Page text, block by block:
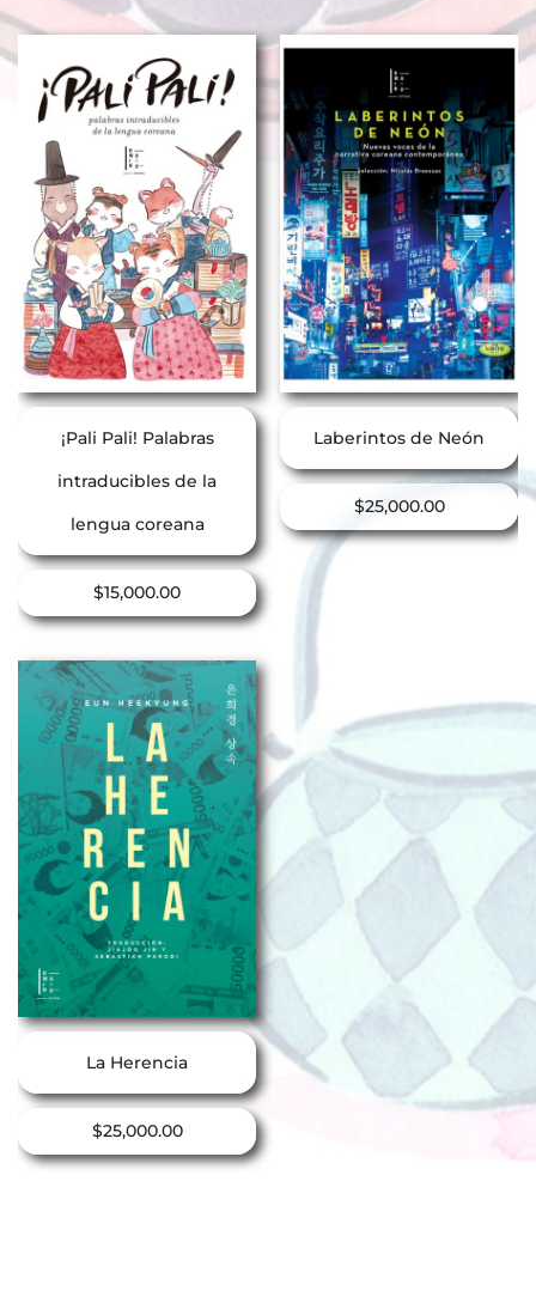
¡Pali Pali! Palabras
intraducibles de la
lengua coreana
$15,000.00
Laberintos de Neón
$25,000.00
La Herencia
$25,000.00